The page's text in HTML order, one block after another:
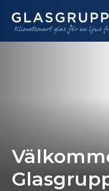
Produktion
Hållbarhet